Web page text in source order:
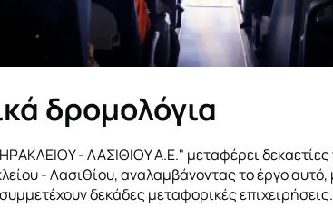
δρομολόγια
- ΛΑΣΙΘΙΟΥ Α.Ε." μεταφέρει
- Λασιθίου, αναλαμβάνοντας το έργο
δεκάδες μεταφορικές επιχειρήσεις.